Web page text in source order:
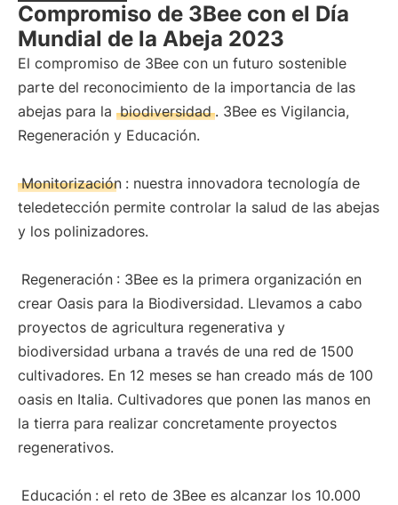
Compromiso de 3Bee con el Día
Mundial de la Abeja 2023
El compromiso de 3Bee con un futuro sostenible
parte del reconocimiento de la importancia de las
abejas para la biodiversidad . 3Bee es Vigilancia,
Regeneración y Educación.
Monitorización : nuestra innovadora tecnología de
teledetección permite controlar la salud de las abejas
y los polinizadores.
Regeneración : 3Bee es la primera organización en
crear Oasis para la Biodiversidad. Llevamos a cabo
proyectos de agricultura regenerativa y
biodiversidad urbana a través de una red de 1500
cultivadores. En 12 meses se han creado más de 100
oasis en Italia. Cultivadores que ponen las manos en
la tierra para realizar concretamente proyectos
regenerativos.
Educación : el reto de 3Bee es alcanzar los 10.000